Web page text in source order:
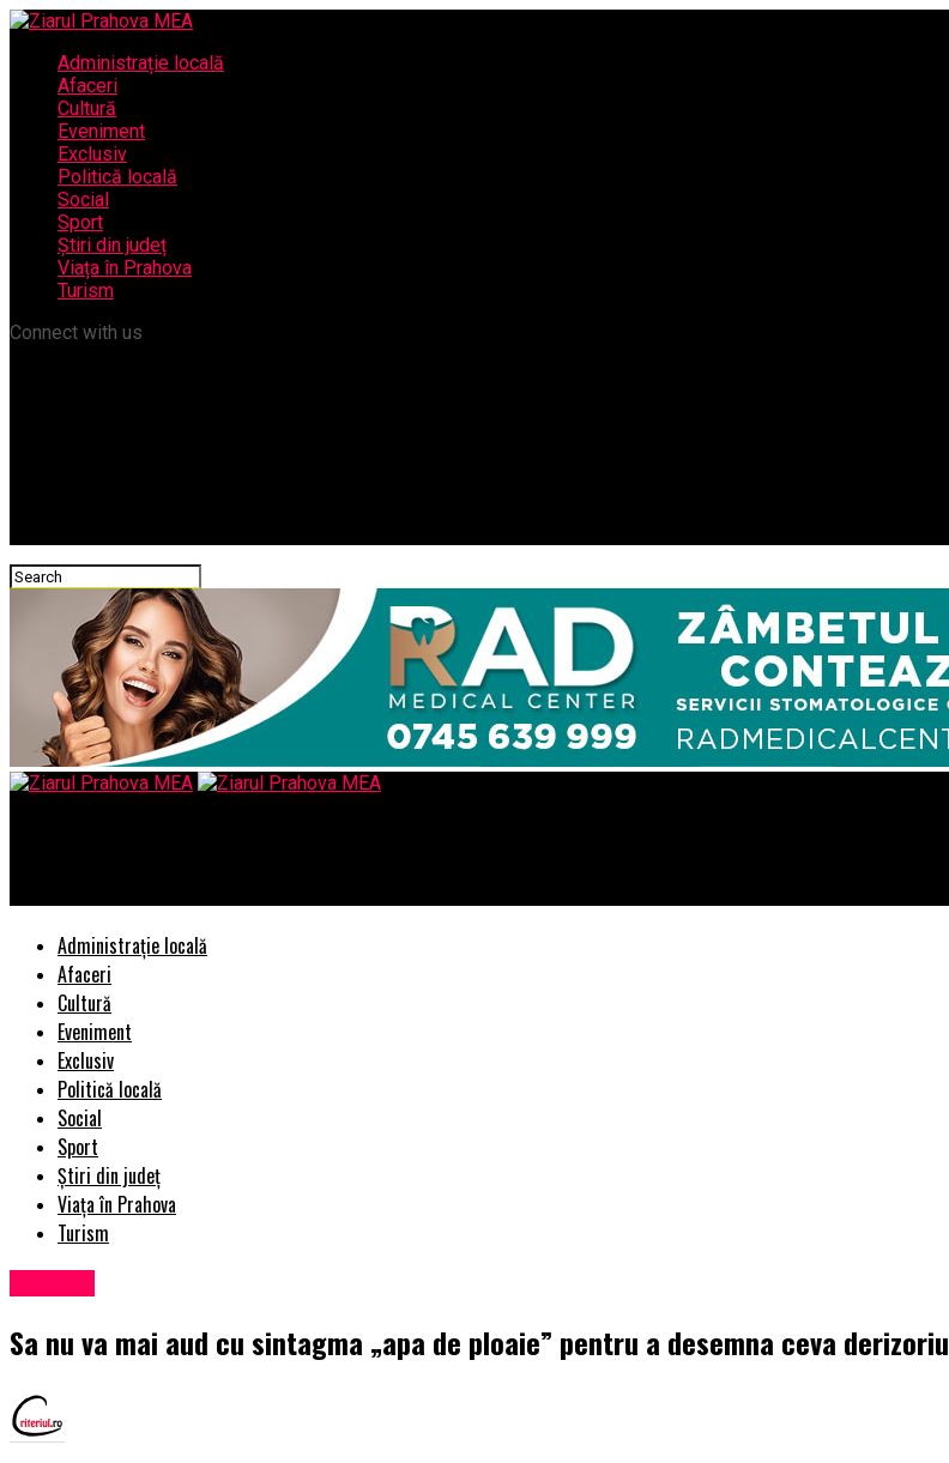
Administrație locală
Afaceri
Cultură
Eveniment
Exclusiv
Politică locală
Social
Sport
Știri din județ
Viața în Prahova
Turism
Connect with us
Administrație locală
Afaceri
Cultură
Eveniment
Exclusiv
Politică locală
Social
Sport
Știri din județ
Viața în Prahova
Turism
Sa nu va mai aud cu sintagma „apa de ploaie” pentru a desemna ceva derizoriu